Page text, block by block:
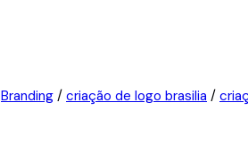
Branding / criação de logo brasilia /